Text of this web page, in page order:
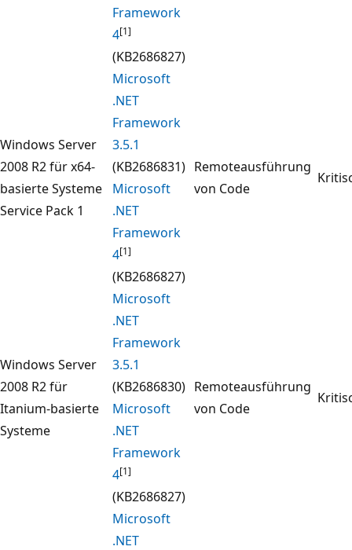
Framework
4[1]
(KB2686827)
Windows Server
2008 R2 für x64-
basierte Systeme
Service Pack 1
Microsoft
.NET
Framework
3.5.1
(KB2686831)
Microsoft
.NET
Framework
4[1]
(KB2686827)
Remoteausführung
von Code
Windows Server
2008 R2 für
Itanium-basierte
Systeme
Microsoft
.NET
Framework
3.5.1
(KB2686830)
Microsoft
.NET
Framework
4[1]
(KB2686827)
Remoteausführung
von Code
Microsoft
.NET